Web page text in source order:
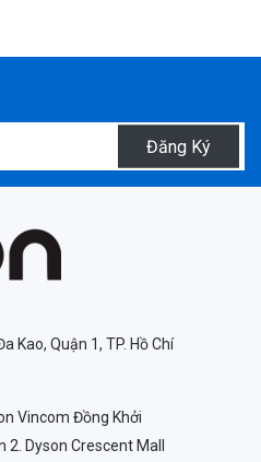
Đăng Ký
Kao, Quận 1, TP. Hồ Chí
Vincom Đồng Khởi
2. Dyson Crescent Mall